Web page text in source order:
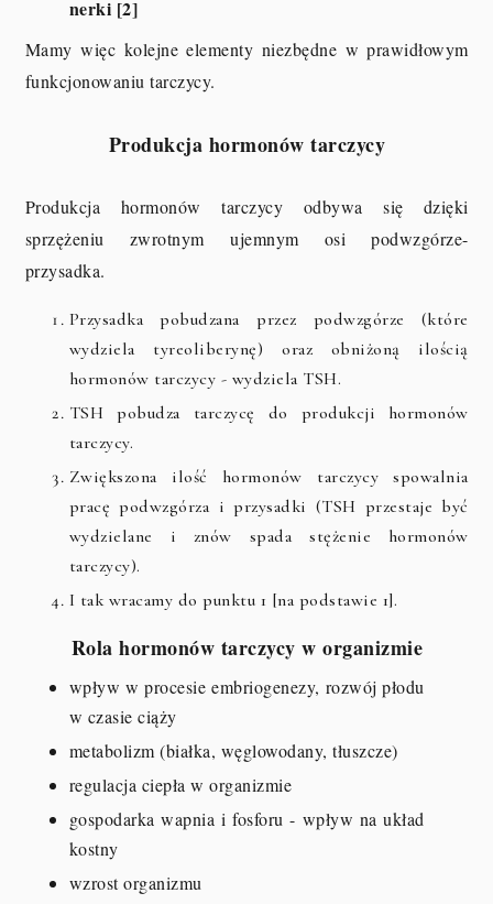
nerki [2]
Mamy więc kolejne elementy niezbędne w prawidłowym
funkcjonowaniu tarczycy.
Produkcja hormonów tarczycy
Produkcja hormonów tarczycy odbywa się dzięki
sprzężeniu zwrotnym ujemnym osi podwzgórze-
przysadka.
Przysadka pobudzana przez podwzgórze (które
wydziela tyreoliberynę) oraz obniżoną ilością
hormonów tarczycy - wydziela TSH.
TSH pobudza tarczycę do produkcji hormonów
tarczycy.
Zwiększona ilość hormonów tarczycy spowalnia
pracę podwzgórza i przysadki (TSH przestaje być
wydzielane i znów spada stężenie hormonów
tarczycy).
I tak wracamy do punktu 1 [na podstawie 1].
Rola hormonów tarczycy w organizmie
wpływ w procesie embriogenezy, rozwój płodu
w czasie ciąży
metabolizm (białka, węglowodany, tłuszcze)
regulacja ciepła w organizmie
gospodarka wapnia i fosforu - wpływ na układ
kostny
wzrost organizmu